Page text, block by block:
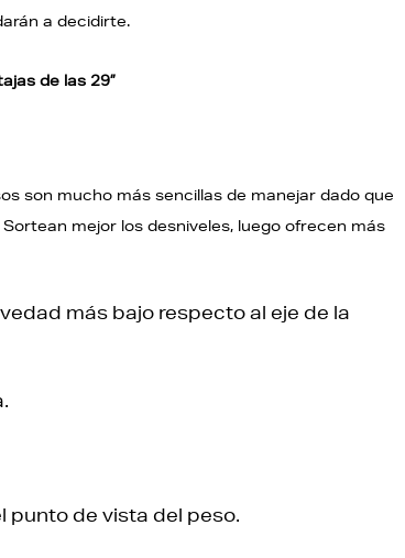
a decidirte.
de las 29”
son mucho más sencillas de manejar dado que
mejor los desniveles, luego ofrecen más
más bajo respecto al eje de la
punto de vista del peso.